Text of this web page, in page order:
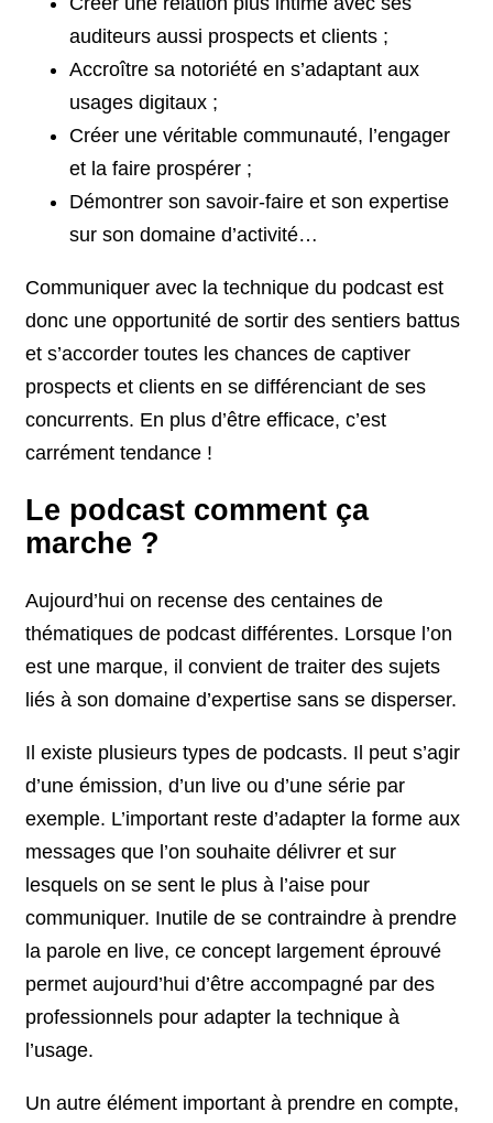
auditeurs aussi prospects et clients ;
Accroître sa notoriété en s’adaptant aux
usages digitaux ;
Créer une véritable communauté, l’engager
et la faire prospérer ;
Démontrer son savoir-faire et son expertise
sur son domaine d’activité…
Communiquer avec la technique du podcast est
donc une opportunité de sortir des sentiers battus
et s’accorder toutes les chances de captiver
prospects et clients en se différenciant de ses
concurrents. En plus d’être efficace, c’est
carrément tendance !
Le podcast comment ça
marche ?
Aujourd’hui on recense des centaines de
thématiques de podcast différentes. Lorsque l’on
est une marque, il convient de traiter des sujets
liés à son domaine d’expertise sans se disperser.
Il existe plusieurs types de podcasts. Il peut s’agir
d’une émission, d’un live ou d’une série par
exemple. L’important reste d’adapter la forme aux
messages que l’on souhaite délivrer et sur
lesquels on se sent le plus à l’aise pour
communiquer. Inutile de se contraindre à prendre
la parole en live, ce concept largement éprouvé
permet aujourd’hui d’être accompagné par des
professionnels pour adapter la technique à
l’usage.
Un autre élément important à prendre en compte,